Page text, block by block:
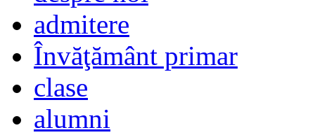
admitere
Învăţământ primar
clase
alumni